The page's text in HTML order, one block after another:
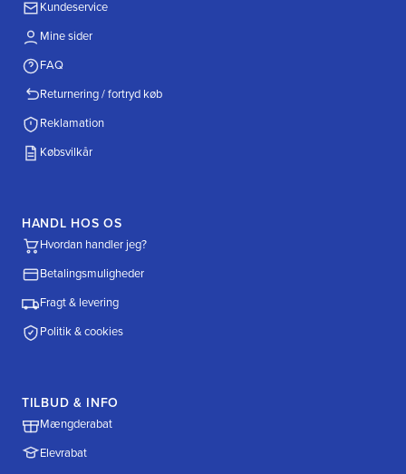
Kundeservice
Mine sider
FAQ
Returnering / fortryd køb
Reklamation
Købsvilkår
HANDL HOS OS
Hvordan handler jeg?
Betalingsmuligheder
Fragt & levering
Politik & cookies
TILBUD & INFO
Mængderabat
Elevrabat